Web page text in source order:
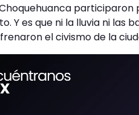
Y es que ni la lluvia ni las
el civismo de la